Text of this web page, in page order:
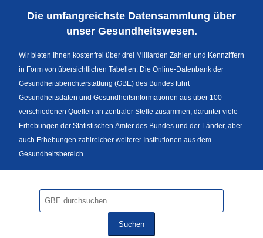
Sprachumschaltung
Fußzeile
Die umfangreichste Datensammlung über
unser Gesundheitswesen.
Wir bieten Ihnen kostenfrei über drei Milliarden Zahlen und Kennziffern
in Form von übersichtlichen Tabellen. Die Online-Datenbank der
Gesundheitsberichterstattung (GBE) des Bundes führt
Gesundheitsdaten und Gesundheitsinformationen aus über 100
verschiedenen Quellen an zentraler Stelle zusammen, darunter viele
Erhebungen der Statistischen Ämter des Bundes und der Länder, aber
auch Erhebungen zahlreicher weiterer Institutionen aus dem
Gesundheitsbereich.
Suchen